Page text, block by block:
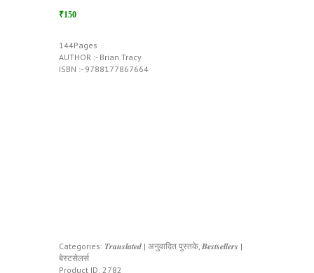
₹150
144Pages
AUTHOR :- Brian Tracy
ISBN :- 9788177867664
Categories: 𝑻𝒓𝒂𝒏𝒔𝒍𝒂𝒕𝒆𝒅 | अनुवादित पुस्तके, 𝑩𝒆𝒔𝒕𝒔𝒆𝒍𝒍𝒆𝒓𝒔 |
बेस्टसेलर्स
Product ID: 2782